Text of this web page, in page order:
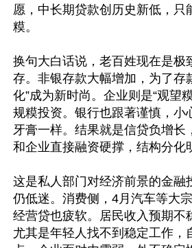
愿，中长期贷款创历史新低，只
糢。
换句大白话说，老百姓现在是极
存。非银存款大幅增加，为了存
化”成为新时尚。企业则是“观望
规糢投资。银行也跟著谨慎，小
牙膏一样。结果就是信贷负增长
和企业直接融资硬撑，结构分化
这是私人部门对经济前景的金融
仍低迷。消费侧，4月汽车等大
经营贷也疲软。居民收入预期不
尤其是年轻人找不到稳定工作，